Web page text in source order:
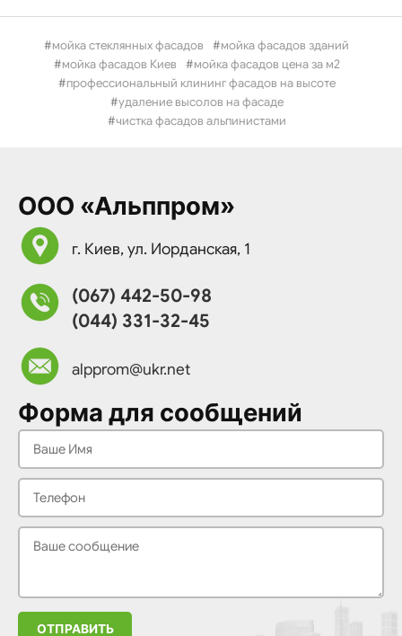
мойка стеклянных фасадов
мойка фасадов зданий
мойка фасадов Киев
мойка фасадов цена за м2
профессиональный клининг фасадов на высоте
удаление высолов на фасаде
чистка фасадов альпинистами
ООО «Альппром»
г. Киев, ул. Иорданская, 1
(067) 442-50-98
(044) 331-32-45
alpprom@ukr.net
Форма для сообщений